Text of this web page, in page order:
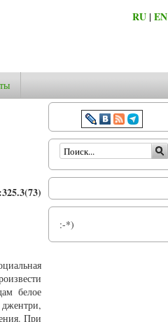
RU |EN
белое
При
Форма поиска
:-*)